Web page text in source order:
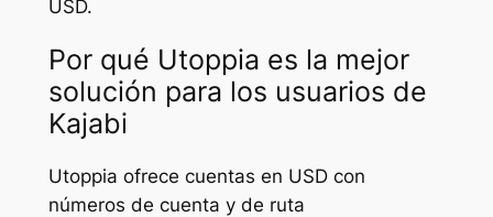
USD.
Por qué Utoppia es la mejor
solución para los usuarios de
Kajabi
Utoppia ofrece cuentas en USD con
números de cuenta y de ruta